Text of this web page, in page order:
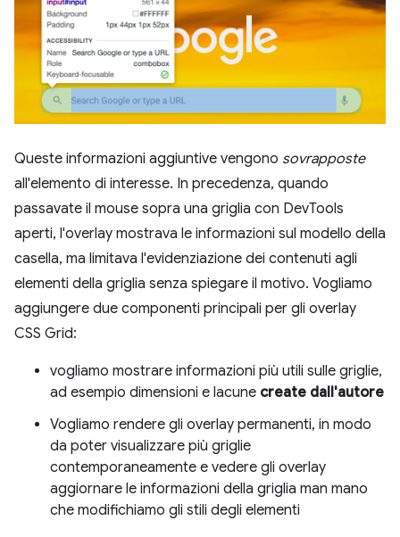
Queste informazioni aggiuntive vengono sovrapposte
all'elemento di interesse. In precedenza, quando
passavate il mouse sopra una griglia con DevTools
aperti, l'overlay mostrava le informazioni sul modello della
casella, ma limitava l'evidenziazione dei contenuti agli
elementi della griglia senza spiegare il motivo. Vogliamo
aggiungere due componenti principali per gli overlay
CSS Grid:
vogliamo mostrare informazioni più utili sulle griglie,
ad esempio dimensioni e lacune create dall'autore
Vogliamo rendere gli overlay permanenti, in modo
da poter visualizzare più griglie
contemporaneamente e vedere gli overlay
aggiornare le informazioni della griglia man mano
che modifichiamo gli stili degli elementi